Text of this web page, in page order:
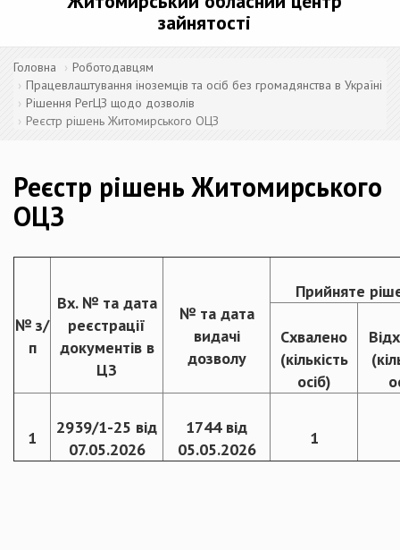
зайнятості
Головна
Роботодавцям
Працевлаштування іноземців та осіб без громадянства в Україні
Рішення РегЦЗ щодо дозволів
Реєстр рішень Житомирського ОЦЗ
Реєстр рішень Житомирського
ОЦЗ
№ з/
п
Вх. № та дата
реєстрації
документів в
ЦЗ
№ та дата
видачі
дозволу
Прийняте
Схвалено
(кількість
осіб)
1
2939/1-25 від
07.05.2026
1744 від
05.05.2026
1